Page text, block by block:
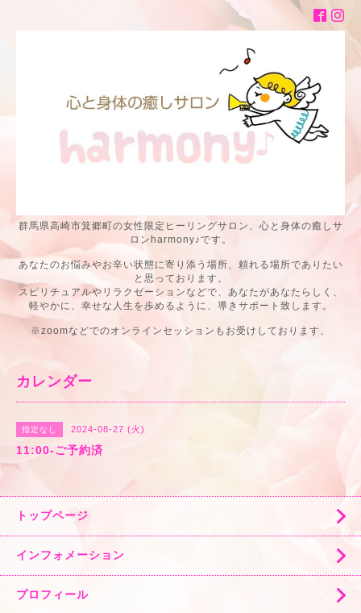
群馬県高崎市箕郷町の女性限定ヒーリングサロン、心と身体の癒しサ
ロンharmony♪です。
あなたのお悩みやお辛い状態に寄り添う場所、頼れる場所でありたい
と思っております。
スピリチュアルやリラクゼーションなどで、あなたがあなたらしく、
軽やかに、幸せな人生を歩めるように、導きサポート致します。
※zoomなどでのオンラインセッションもお受けしております、
カレンダー
指定なし 2024-08-27 (火)
11:00-ご予約済
トップページ
インフォメーション
プロフィール